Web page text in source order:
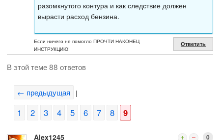
разомкнутого контура и как следствие должен
вырасти расход бензина.
Если ничего не помогло ПРОЧТИ НАКОНЕЦ
ИНСТРУКЦИЮ!
Ответить
В этой теме 88 ответов
← предыдущая |
1 2 3 4 5 6 7 8 9
Alex1245 0